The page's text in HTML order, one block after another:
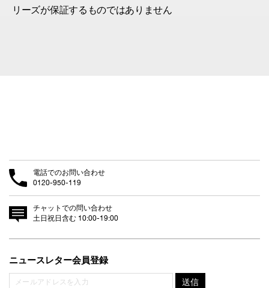
リーズが保証するものではありません
電話でのお問い合わせ
0120-950-119
チャットでの問い合わせ
土日祝日含む 10:00-19:00
ニュースレター会員登録